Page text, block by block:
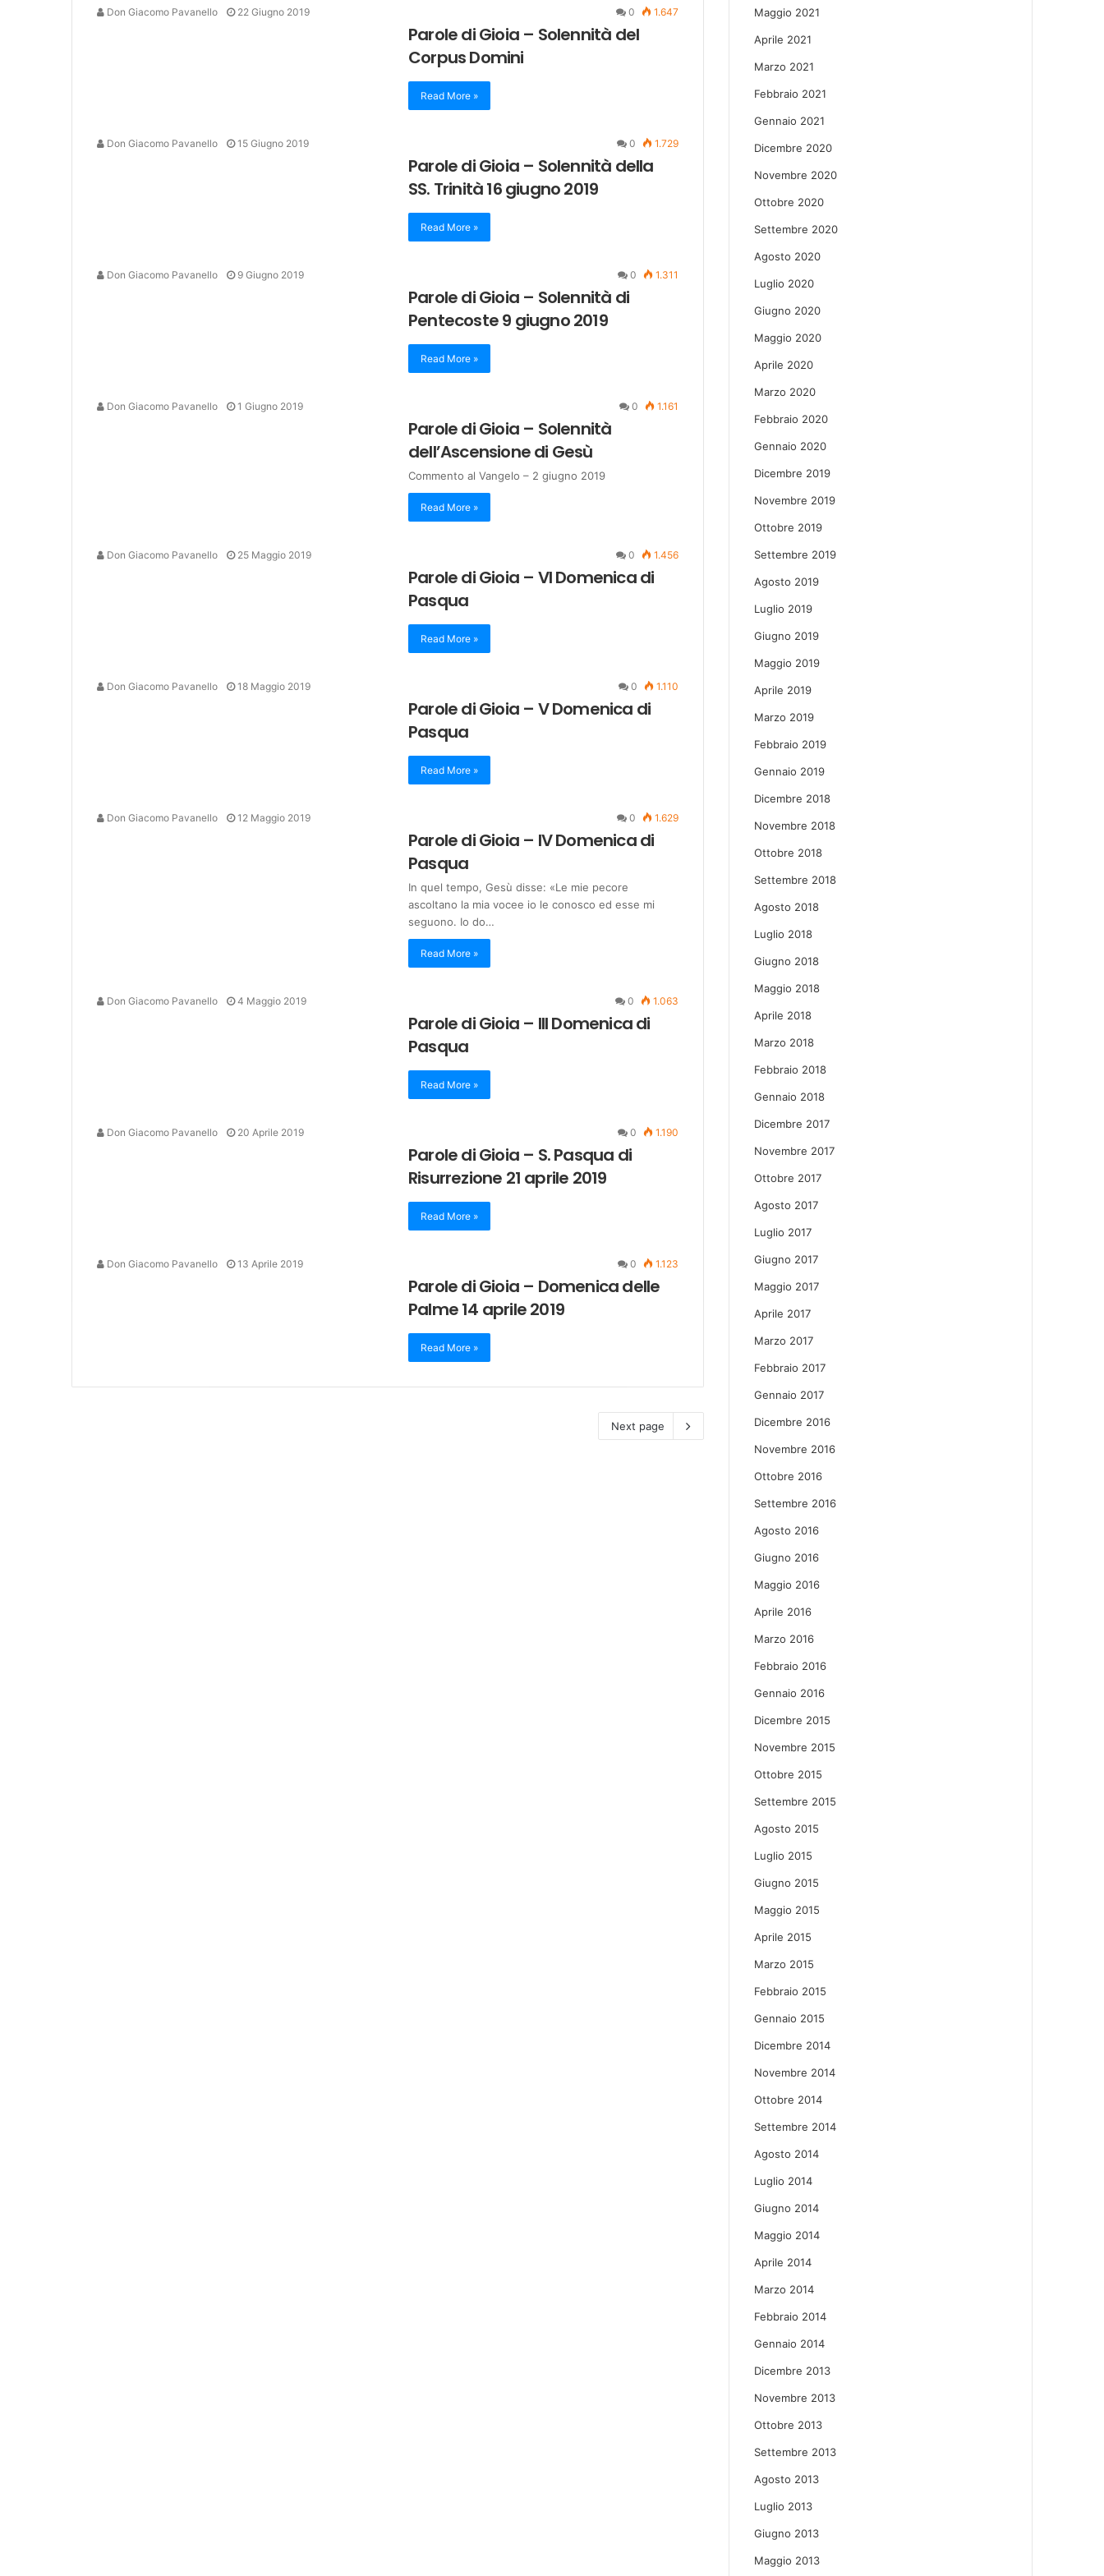
Don Giacomo Pavanello 22 Giugno 2019 0 1.647
Parole di Gioia – Solennità del
Corpus Domini
Read More »
Don Giacomo Pavanello 15 Giugno 2019 0 1.729
Parole di Gioia – Solennità della
SS. Trinità 16 giugno 2019
Read More »
Don Giacomo Pavanello 9 Giugno 2019 0 1.311
Parole di Gioia – Solennità di
Pentecoste 9 giugno 2019
Read More »
Don Giacomo Pavanello 1 Giugno 2019 0 1.161
Parole di Gioia – Solennità
dell’Ascensione di Gesù
Commento al Vangelo – 2 giugno 2019
Read More »
Don Giacomo Pavanello 25 Maggio 2019 0 1.456
Parole di Gioia – VI Domenica di
Pasqua
Read More »
Don Giacomo Pavanello 18 Maggio 2019 0 1.110
Parole di Gioia – V Domenica di
Pasqua
Read More »
Don Giacomo Pavanello 12 Maggio 2019 0 1.629
Parole di Gioia – IV Domenica di
Pasqua
In quel tempo, Gesù disse: «Le mie pecore
ascoltano la mia vocee io le conosco ed esse mi
seguono. Io do…
Read More »
Don Giacomo Pavanello 4 Maggio 2019 0 1.063
Parole di Gioia – III Domenica di
Pasqua
Read More »
Don Giacomo Pavanello 20 Aprile 2019 0 1.190
Parole di Gioia – S. Pasqua di
Risurrezione 21 aprile 2019
Read More »
Don Giacomo Pavanello 13 Aprile 2019 0 1.123
Parole di Gioia – Domenica delle
Palme 14 aprile 2019
Read More »
Next page
Maggio 2021
Aprile 2021
Marzo 2021
Febbraio 2021
Gennaio 2021
Dicembre 2020
Novembre 2020
Ottobre 2020
Settembre 2020
Agosto 2020
Luglio 2020
Giugno 2020
Maggio 2020
Aprile 2020
Marzo 2020
Febbraio 2020
Gennaio 2020
Dicembre 2019
Novembre 2019
Ottobre 2019
Settembre 2019
Agosto 2019
Luglio 2019
Giugno 2019
Maggio 2019
Aprile 2019
Marzo 2019
Febbraio 2019
Gennaio 2019
Dicembre 2018
Novembre 2018
Ottobre 2018
Settembre 2018
Agosto 2018
Luglio 2018
Giugno 2018
Maggio 2018
Aprile 2018
Marzo 2018
Febbraio 2018
Gennaio 2018
Dicembre 2017
Novembre 2017
Ottobre 2017
Agosto 2017
Luglio 2017
Giugno 2017
Maggio 2017
Aprile 2017
Marzo 2017
Febbraio 2017
Gennaio 2017
Dicembre 2016
Novembre 2016
Ottobre 2016
Settembre 2016
Agosto 2016
Giugno 2016
Maggio 2016
Aprile 2016
Marzo 2016
Febbraio 2016
Gennaio 2016
Dicembre 2015
Novembre 2015
Ottobre 2015
Settembre 2015
Agosto 2015
Luglio 2015
Giugno 2015
Maggio 2015
Aprile 2015
Marzo 2015
Febbraio 2015
Gennaio 2015
Dicembre 2014
Novembre 2014
Ottobre 2014
Settembre 2014
Agosto 2014
Luglio 2014
Giugno 2014
Maggio 2014
Aprile 2014
Marzo 2014
Febbraio 2014
Gennaio 2014
Dicembre 2013
Novembre 2013
Ottobre 2013
Settembre 2013
Agosto 2013
Luglio 2013
Giugno 2013
Maggio 2013